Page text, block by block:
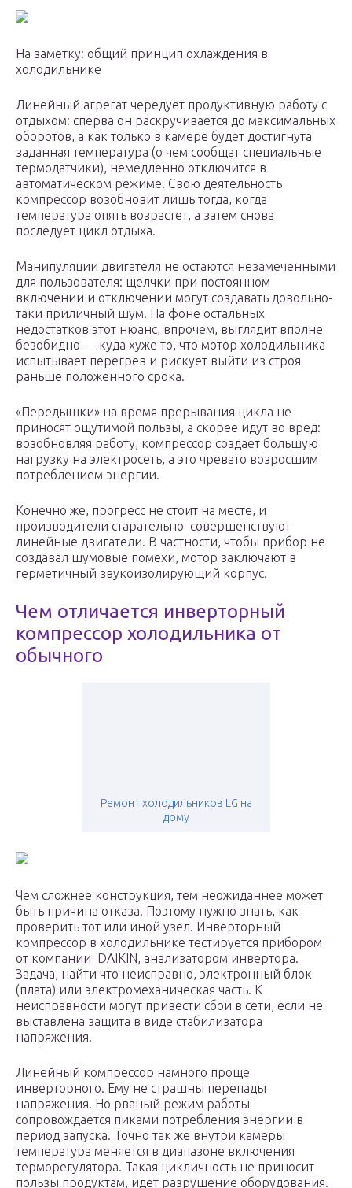
На заметку: общий принцип охлаждения в
холодильнике
Линейный агрегат чередует продуктивную работу с
отдыхом: сперва он раскручивается до максимальных
оборотов, а как только в камере будет достигнута
заданная температура (о чем сообщат специальные
термодатчики), немедленно отключится в
автоматическом режиме. Свою деятельность
компрессор возобновит лишь тогда, когда
температура опять возрастет, а затем снова
последует цикл отдыха.
Манипуляции двигателя не остаются незамеченными
для пользователя: щелчки при постоянном
включении и отключении могут создавать довольно-
таки приличный шум. На фоне остальных
недостатков этот нюанс, впрочем, выглядит вполне
безобидно — куда хуже то, что мотор холодильника
испытывает перегрев и рискует выйти из строя
раньше положенного срока.
«Передышки» на время прерывания цикла не
приносят ощутимой пользы, а скорее идут во вред:
возобновляя работу, компрессор создает большую
нагрузку на электросеть, а это чревато возросшим
потреблением энергии.
Конечно же, прогресс не стоит на месте, и
производители старательно совершенствуют
линейные двигатели. В частности, чтобы прибор не
создавал шумовые помехи, мотор заключают в
герметичный звукоизолирующий корпус.
Чем отличается инверторный
компрессор холодильника от
обычного
Ремонт холодильников LG на
дому
Чем сложнее конструкция, тем неожиданнее может
быть причина отказа. Поэтому нужно знать, как
проверить тот или иной узел. Инверторный
компрессор в холодильнике тестируется прибором
от компании DAIKIN, анализатором инвертора.
Задача, найти что неисправно, электронный блок
(плата) или электромеханическая часть. К
неисправности могут привести сбои в сети, если не
выставлена защита в виде стабилизатора
напряжения.
Линейный компрессор намного проще
инверторного. Ему не страшны перепады
напряжения. Но рваный режим работы
сопровождается пиками потребления энергии в
период запуска. Точно так же внутри камеры
температура меняется в диапазоне включения
терморегулятора. Такая цикличность не приносит
пользы продуктам, идет разрушение оборудования.